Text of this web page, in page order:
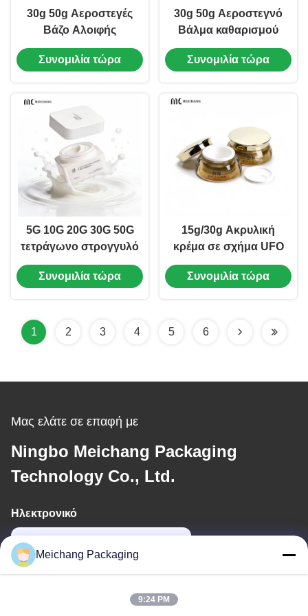
30g 50g Αεροστεγές
Βάζο Αλοιφής
Κατοικιδίων με
Ενσωματωμένο
Κρέμας για Επούλωση
Πληγών & Δερματική
Θεραπεία (MC-AS-552-
Συνομιλία τώρα
30g 50g Αεροστεγνό
Βάλμα καθαρισμού
βάζο με ενσωματωμένο
κουτάλι ((MC-AS-552)
Συνομιλία τώρα
5G 10G 20G 30G 50G
τετράγωνο στρογγυλό
βάζο κρέμας PP για
καλλυντικά τροφίμων
Συνομιλία τώρα
15g/30g Ακρυλική
κρέμα σε σχήμα UFO
(MC-Y-546)
Συνομιλία τώρα
1 2 3 4 5 6
Μας ελάτε σε επαφή με
Ningbo Meichang Packaging
Technology Co., Ltd.
Ηλεκτρονικό
Meichang Packaging
9:24 PM